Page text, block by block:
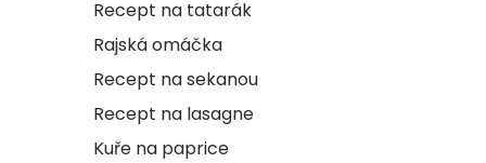
Recept na tatarák
Rajská omáčka
Recept na sekanou
Recept na lasagne
Kuře na paprice